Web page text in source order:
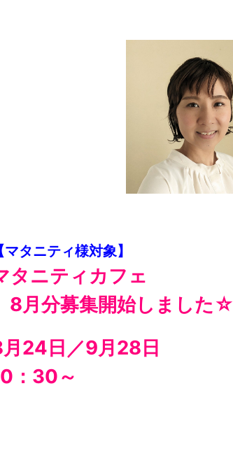
【マタニティ様対象】
タニティカフェ
8月分募集開始しました☆
24日／9月28日
：30～